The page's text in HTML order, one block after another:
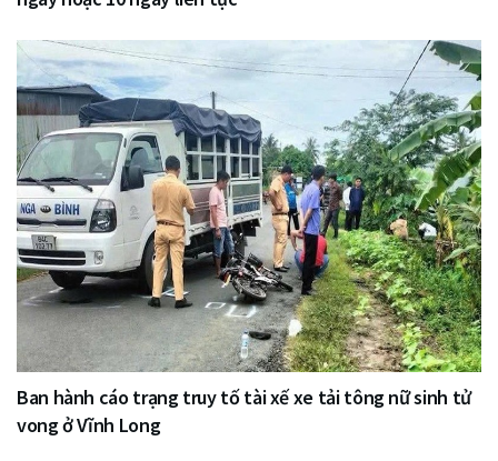
Ban hành cáo trạng truy tố tài xế xe tải tông nữ sinh tử
vong ở Vĩnh Long